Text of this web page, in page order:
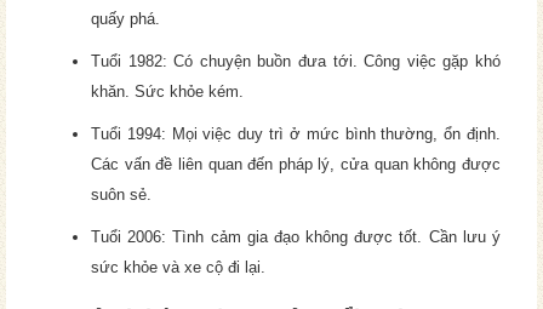
quấy phá.
Tuổi 1982: Có chuyện buồn đưa tới. Công việc gặp khó
khăn. Sức khỏe kém.
Tuổi 1994: Mọi việc duy trì ở mức bình thường, ổn định.
Các vấn đề liên quan đến pháp lý, cửa quan không được
suôn sẻ.
Tuổi 2006: Tình cảm gia đạo không được tốt. Cần lưu ý
sức khỏe và xe cộ đi lại.